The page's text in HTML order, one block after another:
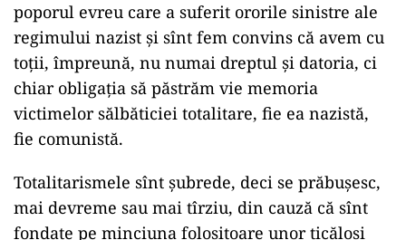
poporul evreu care a suferit ororile sinistre ale
regimului nazist și sînt fem convins că avem cu
toții, împreună, nu numai dreptul și datoria, ci
chiar obligația să păstrăm vie memoria
victimelor sălbăticiei totalitare, fie ea nazistă,
fie comunistă.
Totalitarismele sînt șubrede, deci se prăbușesc,
mai devreme sau mai tîrziu, din cauză că sînt
fondate pe minciuna folositoare unor ticăloși